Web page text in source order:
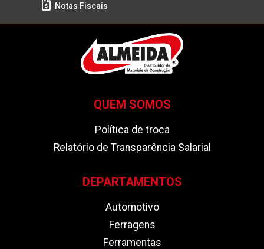
Notas Fiscais
QUEM SOMOS
Política de troca
Relatório de Transparência Salarial
DEPARTAMENTOS
Automotivo
Ferragens
Ferramentas